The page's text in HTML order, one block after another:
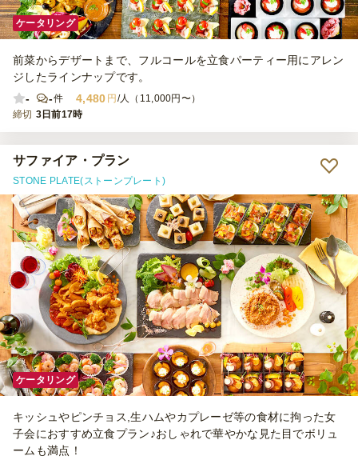
ケータリング
前菜からデザートまで、フルコールを立食パーティー用にアレン
ジしたラインナップです。
-
-件 4,480 円 /人（11,000円〜）
締切 3日前17時
サファイア・プラン
STONE PLATE(ストーンプレート)
ケータリング
キッシュやピンチョス,生ハムやカプレーゼ等の食材に拘った女
子会におすすめ立食プラン♪おしゃれで華やかな見た目でボリュ
ームも満点！